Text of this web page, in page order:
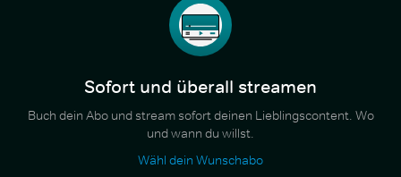
Sofort und überall streamen
Buch dein Abo und stream sofort deinen Lieblingscontent. Wo
und wann du willst.
Wähl dein Wunschabo